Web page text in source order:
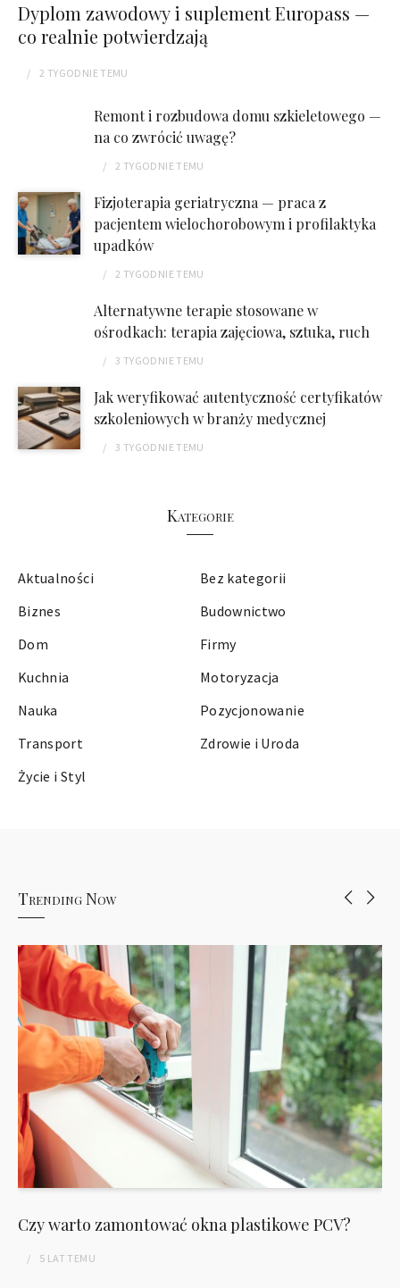
Dyplom zawodowy i suplement Europass —
co realnie potwierdzają
2 TYGODNIE TEMU
Remont i rozbudowa domu szkieletowego —
na co zwrócić uwagę?
2 TYGODNIE TEMU
Fizjoterapia geriatryczna — praca z
pacjentem wielochorobowym i profilaktyka
upadków
2 TYGODNIE TEMU
Alternatywne terapie stosowane w
ośrodkach: terapia zajęciowa, sztuka, ruch
3 TYGODNIE TEMU
Jak weryfikować autentyczność certyfikatów
szkoleniowych w branży medycznej
3 TYGODNIE TEMU
Kategorie
Aktualności
Bez kategorii
Biznes
Budownictwo
Dom
Firmy
Kuchnia
Motoryzacja
Nauka
Pozycjonowanie
Transport
Zdrowie i Uroda
Życie i Styl
Trending Now
Czy warto zamontować okna plastikowe PCV?
5 LAT TEMU